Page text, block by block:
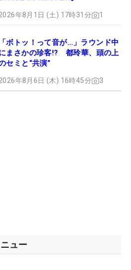
年8月1日 (土) 17時31分 1
「ボトッ！って音が…」ラウンド中
まさかの珍客!? 都玲華、頭の上
セミと“共演”
年8月6日 (木) 16時45分 3
ュー